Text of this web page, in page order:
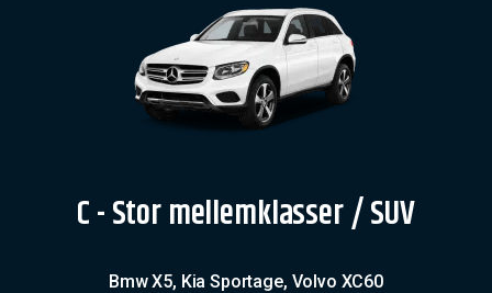
C - Stor mellemklasser / SUV
Bmw X5, Kia Sportage, Volvo XC60